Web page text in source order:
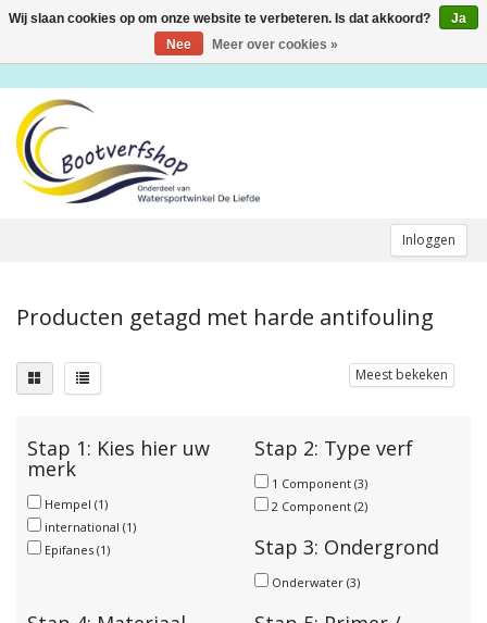
Inloggen
Toggle
Producten getagd met harde antifouling
Meest bekeken
Stap 1: Kies hier uw
merk
Hempel (1)
international (1)
Epifanes (1)
Stap 2: Type verf
1 Component (3)
2 Component (2)
Stap 3: Ondergrond
Onderwater (3)
Wij slaan cookies op om onze website te verbeteren. Is dat akkoord?
Ja
Nee
Meer over cookies »